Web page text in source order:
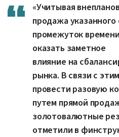
«Учитывая
продажа
промежуток
оказать заметное
влияние на
рынка. В связи с
провести разовую
путем прямой
золотовалютные
отметили в